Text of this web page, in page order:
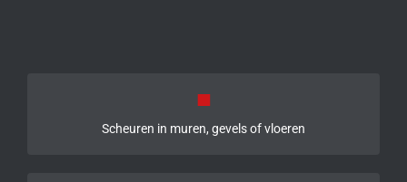
■
Scheuren in muren, gevels of vloeren